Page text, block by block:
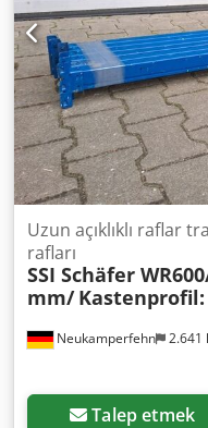
Neukamperfehn 2.641
Uzun açıklıklı raflar
rafları
SSI Schäfer
mm/ Kastenprofil:
Talep etmek